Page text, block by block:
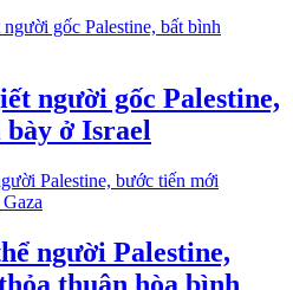
người gốc Palestine,
ở Israel
người Palestine,
thuận hòa bình